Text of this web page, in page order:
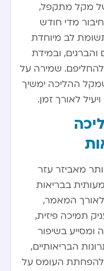
של מקל מתקפל,
מדי חודש
לב מיוחדת
ובמידת
שמירה על
ההליכה ימשיך
לאורך זמן.
מאביזר עזר
בבריאות
לאורך המאמר,
תמיכה פיזית,
ומסייע בשיפור
הבריאותיים,
להפחתת העומס על